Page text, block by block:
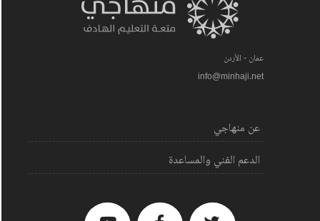
عمان - الأردن
info@minhaji.net
عن منهاجي
الدعم الفني والمساعدة